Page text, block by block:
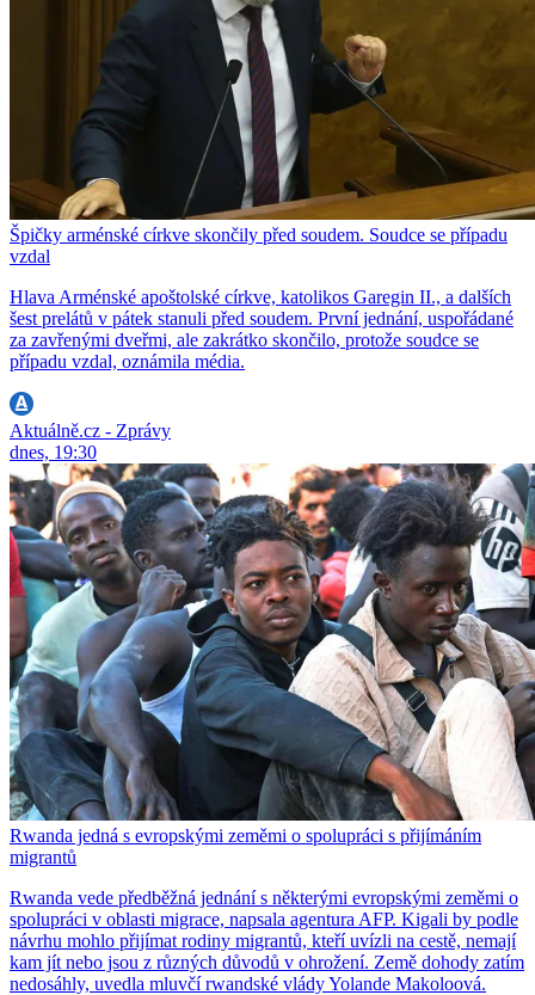
Špičky arménské církve skončily před soudem. Soudce se případu
vzdal
Hlava Arménské apoštolské církve, katolikos Garegin II., a dalších
šest prelátů v pátek stanuli před soudem. První jednání, uspořádané
za zavřenými dveřmi, ale zakrátko skončilo, protože soudce se
případu vzdal, oznámila média.
Aktuálně.cz - Zprávy
dnes, 19:30
Rwanda jedná s evropskými zeměmi o spolupráci s přijímáním
migrantů
Rwanda vede předběžná jednání s některými evropskými zeměmi o
spolupráci v oblasti migrace, napsala agentura AFP. Kigali by podle
návrhu mohlo přijímat rodiny migrantů, kteří uvízli na cestě, nemají
kam jít nebo jsou z různých důvodů v ohrožení. Země dohody zatím
nedosáhly, uvedla mluvčí rwandské vlády Yolande Makoloová.